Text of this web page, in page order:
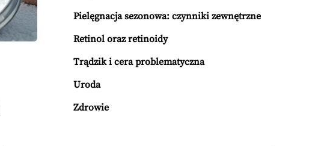
Pielęgnacja sezonowa: czynniki zewnętrzne
Retinol oraz retinoidy
Trądzik i cera problematyczna
Uroda
Zdrowie